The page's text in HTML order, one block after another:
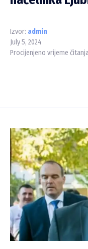
Izvor: admin
July 5, 2024
Procijenjeno vrijeme